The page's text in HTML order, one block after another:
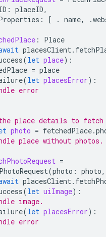
: placeID,
: [ . name, .
:
Place
placesClient.
(let place):
= place
(let placesError):
error
place details to fetch
photo = fetchedPlace.
place without photos.
=
(photo : photo,
placesClient.
(let uiImage):
image.
(let placesError):
error